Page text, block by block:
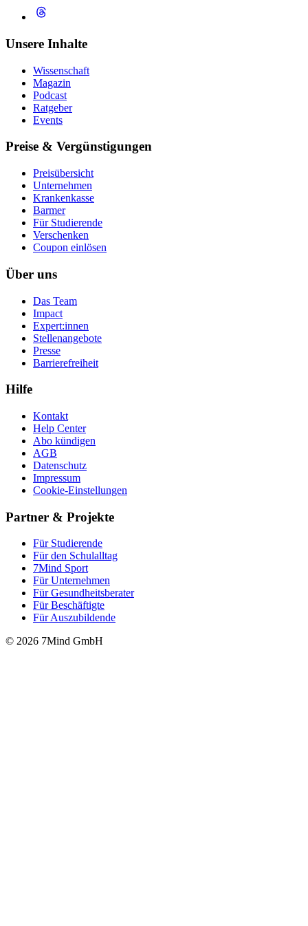
Unsere Inhalte
Wissenschaft
Magazin
Podcast
Ratgeber
Events
Preise & Vergünstigungen
Preisübersicht
Unternehmen
Krankenkasse
Barmer
Für Studierende
Ver­schen­ken
Coupon einlösen
Über uns
Das Team
Impact
Expert:innen
Stellenangebote
Presse
Barrierefreiheit
Hilfe
Kontakt
Help Center
Abo kündigen
AGB
Datenschutz
Impressum
Cookie-Einstellungen
Partner & Projekte
Für Stu­die­rende
Für den Schulalltag
7Mind Sport
Für Unter­neh­men
Für Gesund­heits­be­ra­ter
Für Beschäftigte
Für Auszubildende
© 2026 7Mind GmbH